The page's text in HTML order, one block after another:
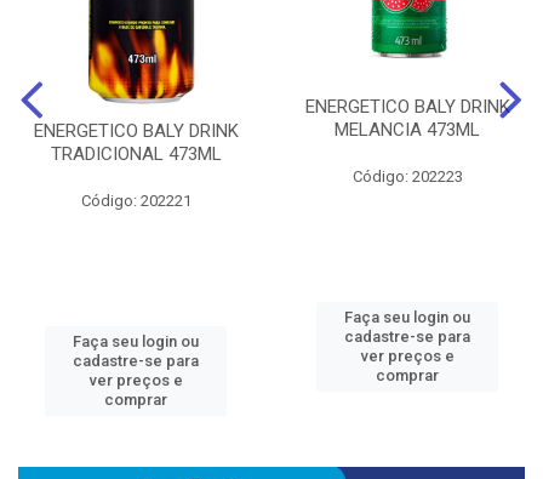
ENERGETICO BALY DRINK
TRADICIONAL 473ML
Código: 202221
Faça seu login ou
cadastre-se para
ver preços e
comprar
ENERGETICO BALY DRINK
MELANCIA 473ML
Código: 202223
Faça seu login ou
cadastre-se para
ver preços e
comprar